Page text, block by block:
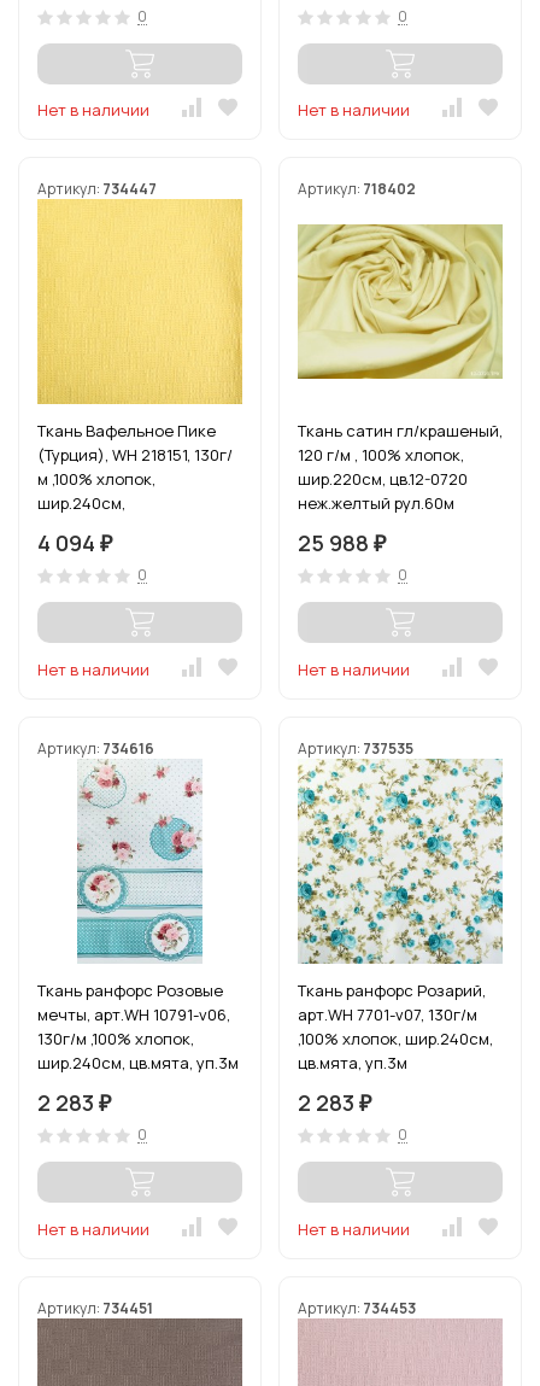
0
Нет в наличии
0
Нет в наличии
Артикул: 734447
Ткань Вафельное Пике
(Турция), WH 218151, 130г/
м ,100% хлопок,
шир.240см,
4 094 ₽
0
Нет в наличии
Артикул: 718402
Ткань сатин гл/крашеный,
120 г/м , 100% хлопок,
шир.220см, цв.12-0720
неж.желтый рул.60м
25 988 ₽
0
Нет в наличии
Артикул: 734616
Ткань ранфорс Розовые
мечты, арт.WH 10791-v06,
130г/м ,100% хлопок,
шир.240см, цв.мята, уп.3м
2 283 ₽
0
Нет в наличии
Артикул: 737535
Ткань ранфорс Розарий,
арт.WH 7701-v07, 130г/м
,100% хлопок, шир.240см,
цв.мята, уп.3м
2 283 ₽
0
Нет в наличии
Артикул: 734451 Артикул: 734453